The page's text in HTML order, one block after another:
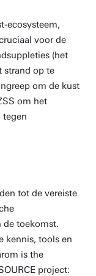
ecosysteem,
voor de
(het
strand op te
om de kust
om het
tegen
tot de vereiste
toekomst.
kennis, tools en
is the
project: